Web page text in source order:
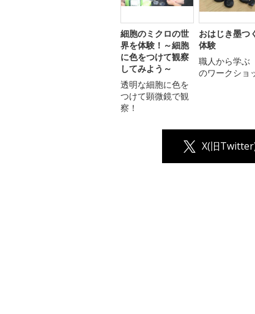
細胞のミクロの世
界を体験！～細胞
に色をつけて観察
してみよう～
透明な細胞に色を
つけて顕微鏡で観
察！
おはじき墨つ
体験
職人から学
のワークショ
X(旧